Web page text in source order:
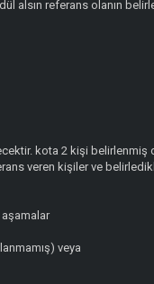
referans olanın
kota 2 kişi
veren kişiler ve
aşamalar
veya